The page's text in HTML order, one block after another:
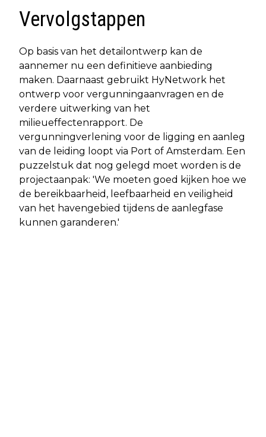
Vervolgstappen
Op basis van het detailontwerp kan de
aannemer nu een definitieve aanbieding
maken. Daarnaast gebruikt HyNetwork het
ontwerp voor vergunningaanvragen en de
verdere uitwerking van het
milieueffectenrapport. De
vergunningverlening voor de ligging en aanleg
van de leiding loopt via Port of Amsterdam. Een
puzzelstuk dat nog gelegd moet worden is de
projectaanpak: 'We moeten goed kijken hoe we
de bereikbaarheid, leefbaarheid en veiligheid
van het havengebied tijdens de aanlegfase
kunnen garanderen.'